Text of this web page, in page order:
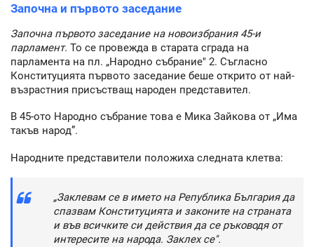
Започна и първото заседание
Започна първото заседание на новоизбрания 45-и
парламент. То се провежда в старата сграда на
парламента на пл. „Народно събрание" 2. Съгласно
Конституцията първото заседание беше открито от най-
възрастния присъстващ народен представител.
В 45-ото Народно събрание това е Мика Зайкова от „Има
такъв народ”.
Народните представители положиха следната клетва:
„Заклевам се в името на Република България да
спазвам Конституцията и законите на страната
и във всичките си действия да се ръководя от
интересите на народа. Заклех се".